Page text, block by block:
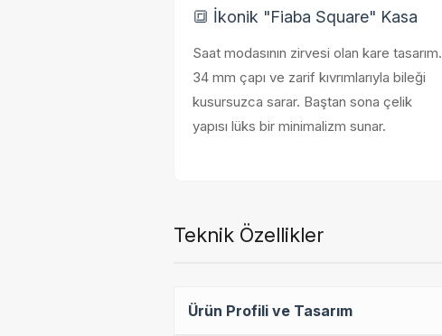
🔳 İkonik "Fiaba Square" Kasa
Saat modasının zirvesi olan kare tasarım.
34 mm çapı ve zarif kıvrımlarıyla bileği
kusursuzca sarar. Baştan sona çelik
yapısı lüks bir minimalizm sunar.
Teknik Özellikler
Ürün Profili ve Tasarım